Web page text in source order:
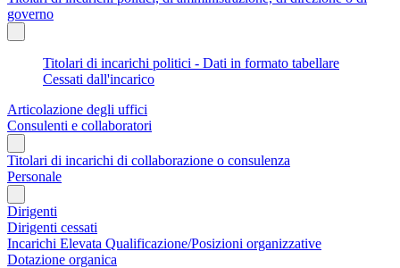
governo
Titolari di incarichi politici - Dati in formato tabellare
Cessati dall'incarico
Articolazione degli uffici
Consulenti e collaboratori
Titolari di incarichi di collaborazione o consulenza
Personale
Dirigenti
Dirigenti cessati
Incarichi Elevata Qualificazione/Posizioni organizzative
Dotazione organica